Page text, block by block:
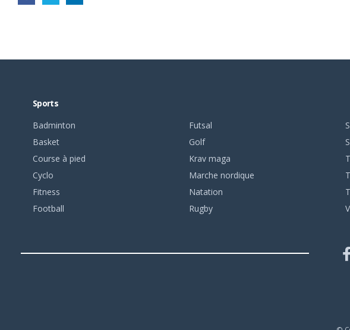
Sports
Badminton
Basket
Course à pied
Cyclo
Fitness
Football
Futsal
Golf
Krav maga
Marche nordique
Natation
Rugby